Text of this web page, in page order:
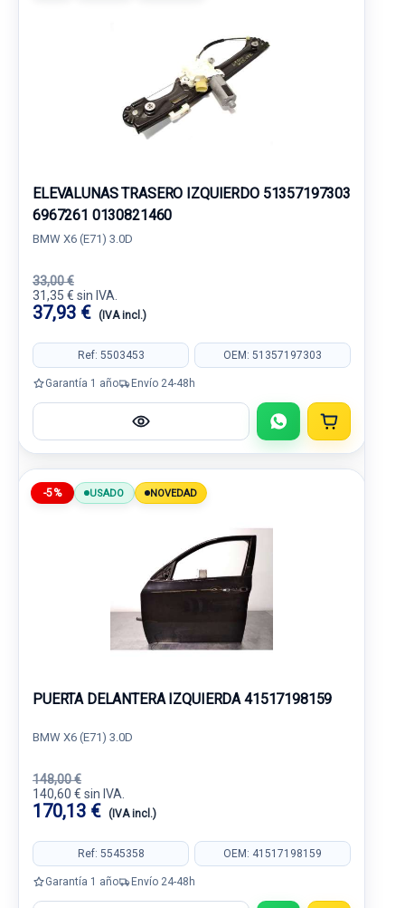
ELEVALUNAS TRASERO IZQUIERDO 51357197303
6967261 0130821460
BMW X6 (E71) 3.0D
33,00 €
31,35 € sin IVA.
37,93 € (IVA incl.)
Ref: 5503453 OEM: 51357197303
Garantía 1 año Envío 24-48h
-5% USADO NOVEDAD
PUERTA DELANTERA IZQUIERDA 41517198159
BMW X6 (E71) 3.0D
148,00 €
140,60 € sin IVA.
170,13 € (IVA incl.)
Ref: 5545358 OEM: 41517198159
Garantía 1 año Envío 24-48h